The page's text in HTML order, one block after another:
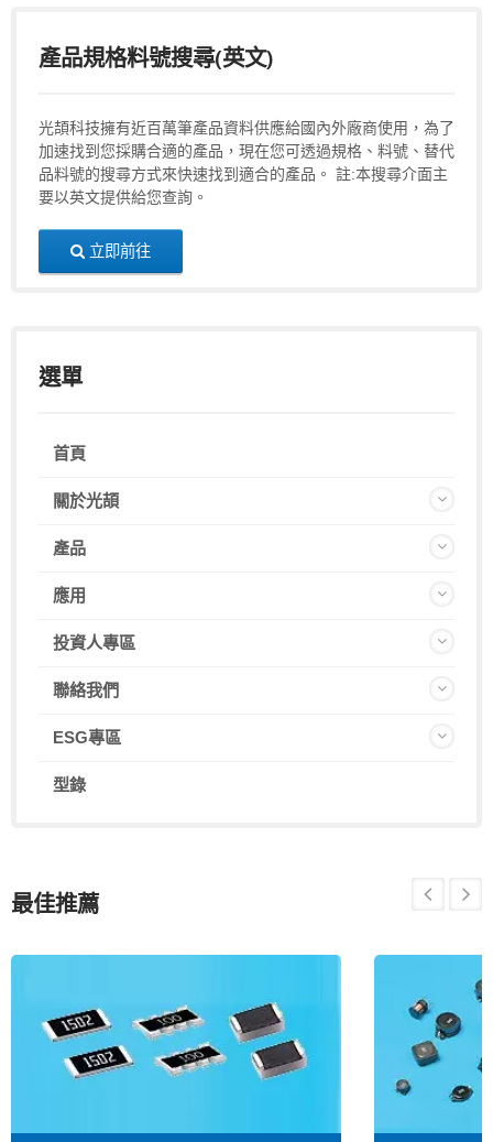
產品規格料號搜尋(英文)
光頡科技擁有近百萬筆產品資料供應給國內外廠商使用，為了
加速找到您採購合適的產品，現在您可透過規格、料號、替代
品料號的搜尋方式來快速找到適合的產品。 註:本搜尋介面主
要以英文提供給您查詢。
立即前往
選單
首頁
關於光頡
產品
應用
投資人專區
聯絡我們
ESG專區
型錄
最佳推薦